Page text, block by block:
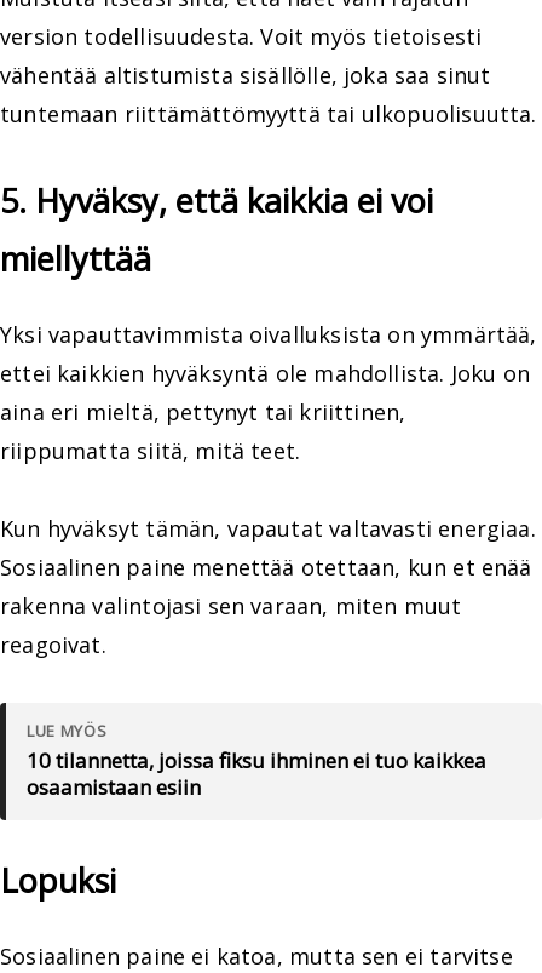
version todellisuudesta. Voit myös tietoisesti
vähentää altistumista sisällölle, joka saa sinut
tuntemaan riittämättömyyttä tai ulkopuolisuutta.
5. Hyväksy, että kaikkia ei voi
miellyttää
Yksi vapauttavimmista oivalluksista on ymmärtää,
ettei kaikkien hyväksyntä ole mahdollista. Joku on
aina eri mieltä, pettynyt tai kriittinen,
riippumatta siitä, mitä teet.
Kun hyväksyt tämän, vapautat valtavasti energiaa.
Sosiaalinen paine menettää otettaan, kun et enää
rakenna valintojasi sen varaan, miten muut
reagoivat.
LUE MYÖS
10 tilannetta, joissa fiksu ihminen ei tuo kaikkea
osaamistaan esiin
Lopuksi
Sosiaalinen paine ei katoa, mutta sen ei tarvitse